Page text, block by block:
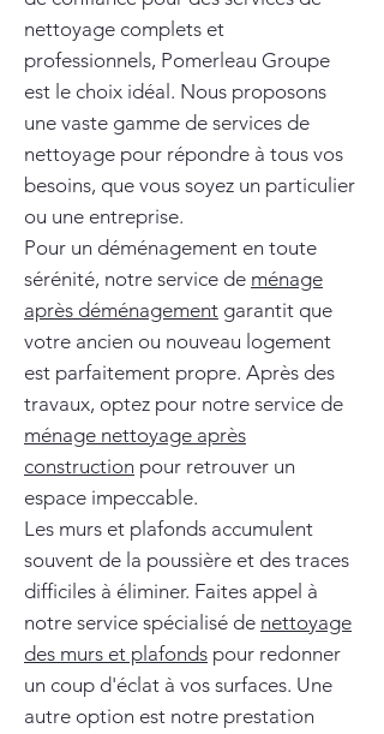
nettoyage complets et
professionnels, Pomerleau Groupe
est le choix idéal. Nous proposons
une vaste gamme de services de
nettoyage pour répondre à tous vos
besoins, que vous soyez un particulier
ou une entreprise.
Pour un déménagement en toute
sérénité, notre service de ménage
après déménagement garantit que
votre ancien ou nouveau logement
est parfaitement propre. Après des
travaux, optez pour notre service de
ménage nettoyage après
construction pour retrouver un
espace impeccable.
Les murs et plafonds accumulent
souvent de la poussière et des traces
difficiles à éliminer. Faites appel à
notre service spécialisé de nettoyage
des murs et plafonds pour redonner
un coup d'éclat à vos surfaces. Une
autre option est notre prestation